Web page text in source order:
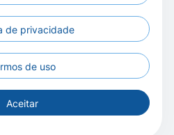
de privacidade
de uso
Aceitar